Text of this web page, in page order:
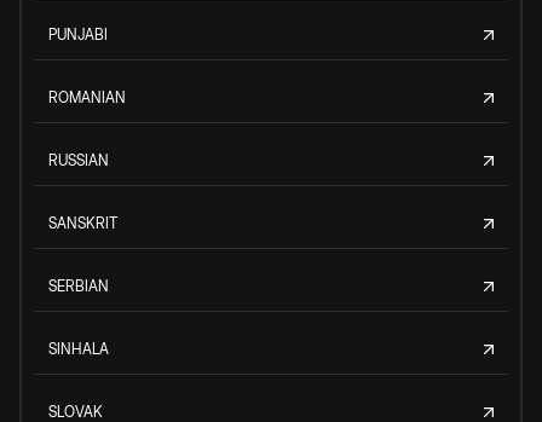
PUNJABI
ROMANIAN
RUSSIAN
SANSKRIT
SERBIAN
SINHALA
SLOVAK